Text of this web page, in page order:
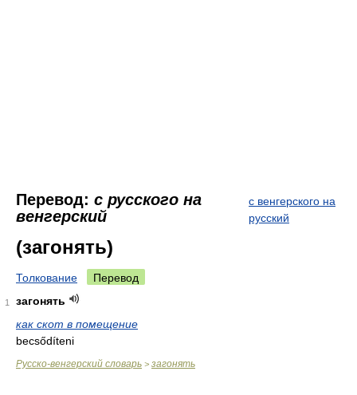
Перевод: с русского на
венгерский
с венгерского на
русский
(загонять)
Толкование Перевод
1
загонять
как скот в помещение
becsődíteni
Русско-венгерский словарь > загонять